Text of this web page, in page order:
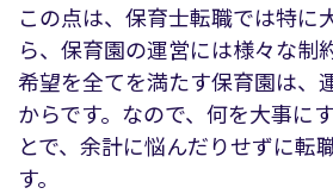
この点は、保育士転職では特に
ら、保育園の運営には様々な制
希望を全てを満たす保育園は、
からです。なので、何を大事に
とで、余計に悩んだりせずに転
す。